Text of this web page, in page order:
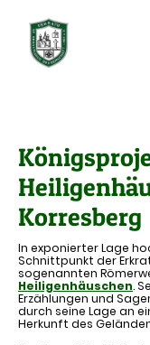
Korresberg
In exponierter Lage
Schnittpunkt der
sogenannten
Heiligenhäuschen.
Erzählungen und
durch seine Lage an
Herkunft des